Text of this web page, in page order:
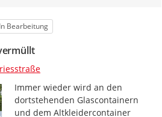
Status
In Bearbeitung
Immer wieder wird an den
dortstehenden Glascontainern
und dem Altkleidercontainer